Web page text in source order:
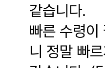
같습니다.
빠른 수령이
니 정말 빠